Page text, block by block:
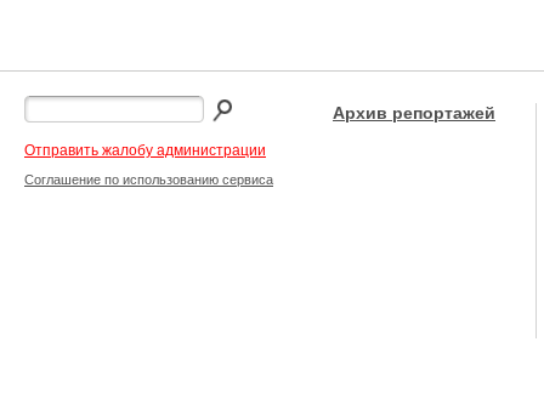
Отправить жалобу администрации
Соглашение по использованию сервиса
Архив репортажей